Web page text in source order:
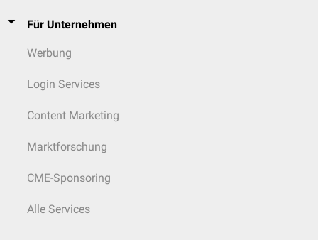
Für Unternehmen
Werbung
Login Services
Content Marketing
Marktforschung
CME-Sponsoring
Alle Services